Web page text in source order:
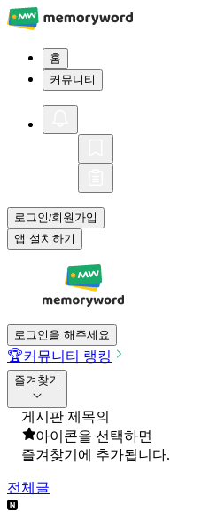
홈
커뮤니티
로그인/회원가입
앱 설치하기
로그인을 해주세요
🏆커뮤니티 랭킹
즐겨찾기
게시판 제목의
아이콘을 선택하면
즐겨찾기에 추가됩니다.
전체글